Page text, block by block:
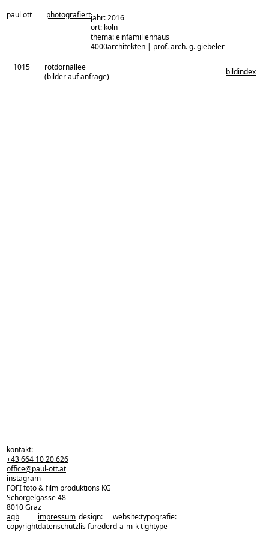
paul ott photografiertjahr: 2016
ort: köln
thema: einfamilienhaus
architekturbüro:
4000architekten | prof. arch. g. giebeler
1015
rotdornallee
(bilder auf anfrage)
bildindex
zurück zu den projekten
kontakt:
+43 664 10 20 626
office@paul-ott.at
instagram
FOFI foto & film produktions KG
Schörgelgasse 48
8010 Graz
agb
copyright
impressum
datenschutz
design:
lis füreder
website:
d-a-m-k
typografie:
tightype